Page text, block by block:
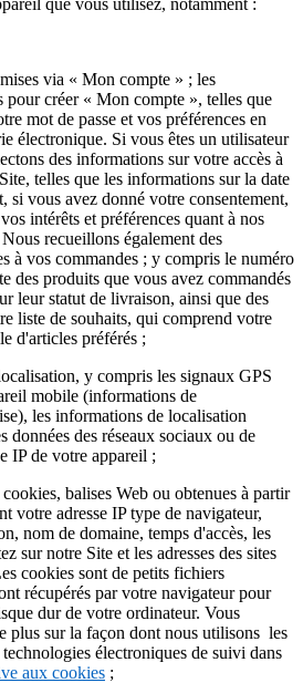
via « Mon compte » ; les
pour créer « Mon compte », telles que
mot de passe et vos préférences en
électronique. Si vous êtes un utilisateur
des informations sur votre accès à
telles que les informations sur la date
si vous avez donné votre consentement,
intérêts et préférences quant à nos
recueillons également des
à vos commandes ; y compris le numéro
des produits que vous avez commandés
leur statut de livraison, ainsi que des
liste de souhaits, qui comprend votre
d'articles préférés ;
y compris les signaux GPS
mobile (informations de
les informations de localisation
données des réseaux sociaux ou de
IP de votre appareil ;
balises Web ou obtenues à partir
votre adresse IP type de navigateur,
nom de domaine, temps d'accès, les
sur notre Site et les adresses des sites
cookies sont de petits fichiers
récupérés par votre navigateur pour
dur de votre ordinateur. Vous
plus sur la façon dont nous utilisons les
électroniques de suivi dans
aux cookies ;